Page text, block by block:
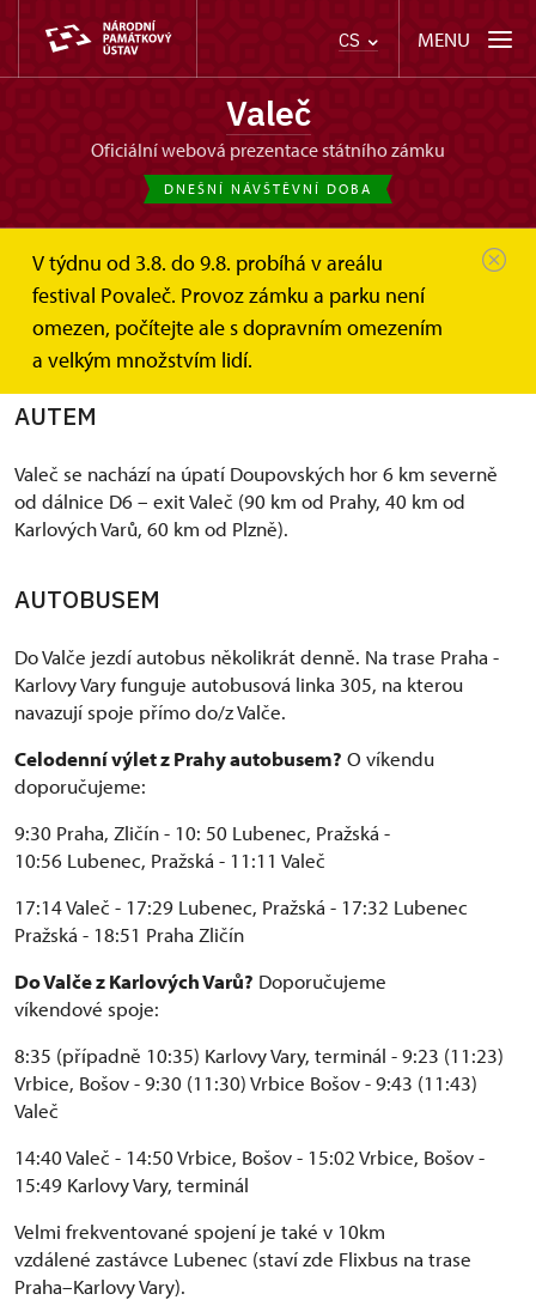
CS MENU
Valeč
oficiální webová prezentace státního zámku
DNEŠNÍ NÁVŠTĚVNÍ DOBA
V týdnu od 3.8. do 9.8. probíhá v areálu
festival Povaleč. Provoz zámku a parku není
omezen, počítejte ale s dopravním omezením
a velkým množstvím lidí.
Valeč
Informace pro návštěvníky
Jak se k nám dostanete
Jak se k nám dostanete
AUTEM
Valeč se nachází na úpatí Doupovských hor 6 km severně
od dálnice D6 – exit Valeč (90 km od Prahy, 40 km od
Karlových Varů, 60 km od Plzně).
AUTOBUSEM
Do Valče jezdí autobus několikrát denně. Na trase Praha -
Karlovy Vary funguje autobusová linka 305, na kterou
navazují spoje přímo do/z Valče.
Celodenní výlet z Prahy autobusem? O víkendu
doporučujeme:
9:30 Praha, Zličín - 10: 50 Lubenec, Pražská -
10:56 Lubenec, Pražská - 11:11 Valeč
17:14 Valeč - 17:29 Lubenec, Pražská - 17:32 Lubenec
Pražská - 18:51 Praha Zličín
Do Valče z Karlových Varů? Doporučujeme
víkendové spoje:
8:35 (případně 10:35) Karlovy Vary, terminál - 9:23 (11:23)
Vrbice, Bošov - 9:30 (11:30) Vrbice Bošov - 9:43 (11:43)
Valeč
14:40 Valeč - 14:50 Vrbice, Bošov - 15:02 Vrbice, Bošov -
15:49 Karlovy Vary, terminál
Velmi frekventované spojení je také v 10km
vzdálené zastávce Lubenec (staví zde Flixbus na trase
Praha–Karlovy Vary).